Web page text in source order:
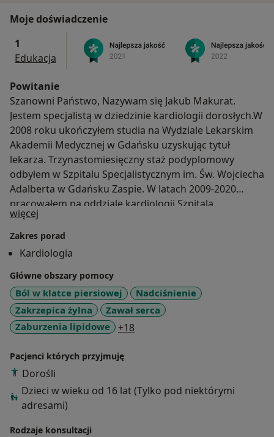
Moje doświadczenie
1
Edukacja
Powitanie
Szanowni Państwo, Nazywam się Jakub Makurat.
Jestem specjalistą w dziedzinie kardiologii dorosłych.W
2008 roku ukończyłem studia na Wydziale Lekarskim
Akademii Medycznej w Gdańsku uzyskując tytuł
lekarza. Trzynastomiesięczny staż podyplomowy
odbyłem w Szpitalu Specjalistycznym im. Św. Wojciecha
Adalberta w Gdańsku Zaspie. W latach 2009-2020
pracowałem na oddziale kardiologii Szpitala
Specjalistycznego w Kościerzynie. W toku prowadzonej
w latach 2010-2016 specjalizacji z kardiologii
uzyskałem wiedzę i doświadczenie niezbędne do
diagnostyki i leczenia pacjentów z chorobami układu
sercowo-naczyniowego. W swoim gabinecie posługuję
się nowoczesnymi sprawdzonym sprzętem, gdyż
zależy mi na postawieniu trafnej diagnozy i wdrożeniu
odpowiedniego leczenia. Serdecznie zapraszam, Lek.
Jakub Makurat
więcej
Zakres porad
Kardiologia
Główne obszary pomocy
Ból w klatce piersiowej
Nadciśnienie
Zakrzepica żylna
Zawał serca
Zaburzenia lipidowe
+18a11y_sr_more_diseases
Pacjenci których przyjmuję
Dorośli
Dzieci w wieku od 16 lat (Tylko pod niektórymi
adresami)
Rodzaje konsultacji